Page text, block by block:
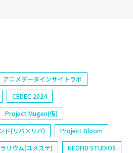
アニメデータインサイトラボ
CEDEC 2024
Project Mugen(仮)
ド(リバ×リバ)
Project Bloom
リウム(ユメステ)
NEOFID STUDIOS